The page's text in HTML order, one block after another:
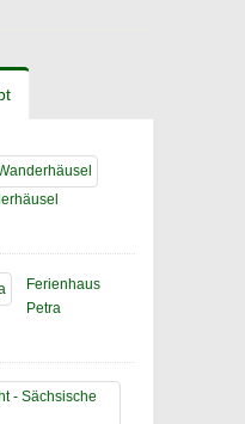
Ferienhaus
Petra